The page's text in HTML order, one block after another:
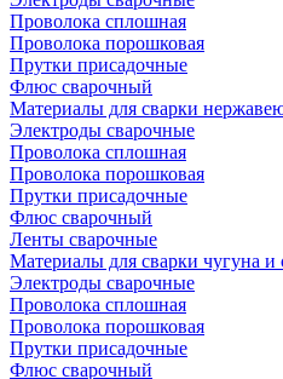
Проволока сплошная
Проволока порошковая
Прутки присадочные
Флюс сварочный
Материалы для сварки
Электроды сварочные
Проволока сплошная
Проволока порошковая
Прутки присадочные
Флюс сварочный
Ленты сварочные
Материалы для сварки чугуна и
Электроды сварочные
Проволока сплошная
Проволока порошковая
Прутки присадочные
Флюс сварочный